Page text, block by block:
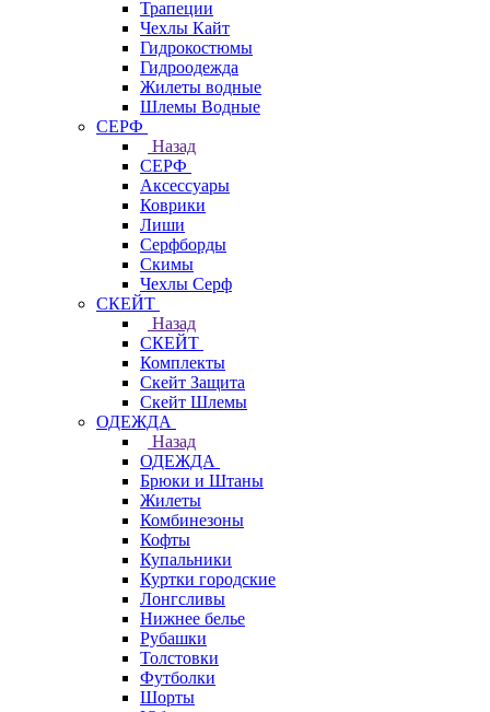
Трапеции
Чехлы Кайт
Гидрокостюмы
Гидроодежда
Жилеты водные
Шлемы Водные
СЕРФ
Назад
СЕРФ
Аксессуары
Коврики
Лиши
Серфборды
Скимы
Чехлы Cерф
СКЕЙТ
Назад
СКЕЙТ
Комплекты
Скейт Защита
Скейт Шлемы
ОДЕЖДА
Назад
ОДЕЖДА
Брюки и Штаны
Жилеты
Комбинезоны
Кофты
Купальники
Куртки городские
Лонгсливы
Нижнее белье
Рубашки
Толстовки
Футболки
Шорты